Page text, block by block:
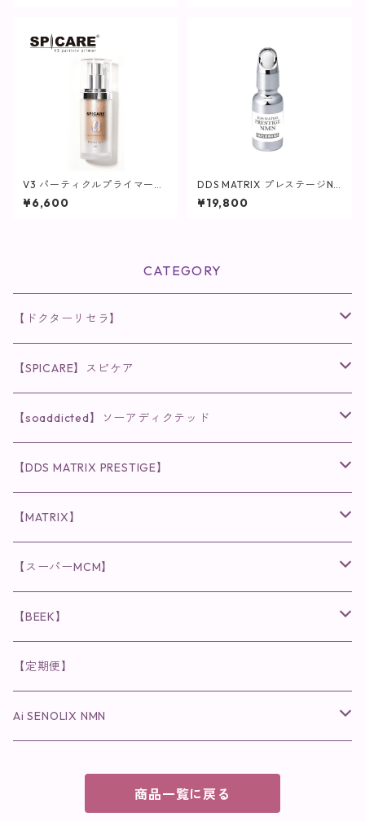
V3 パーティクルプライマー
(ミディアムライト) / 30ml
【SPICARE】
¥6,600
DDS MATRIX プレステージN
MN / 20mL【美容液】
¥19,800
CATEGORY
【ドクターリセラ】
◉AQUA VENUS
クレンジング・洗顔
化粧水
保湿ジェル・クリーム
ラディール
◉VI PLANTE
リキッド
ディフェンサー
メイク小物
◉ナチュリスティーアクレス
クレンジング
洗顔
◉インナーケア
食品
粒タイプ
◉cocochia
ヘナカラー
ヘアファンデーション
◉美顔器
◉スペシャルケア
◉肌悩み
エイジングトラブル
【SPICARE】スピケア
◉V3シリーズ
ファンデーション・ベース
クレンジング・洗顔
リップ
◉V3 VSPIC C Line
クレンジング・洗顔
化粧水
◉スピケアシリーズ
◉V.O.Sシリーズ
クレンジング・洗顔
化粧水
◉メンズシリーズ
クレンジング・洗顔
化粧水
◉MESシリーズ
【soaddicted】ソーアディクテッド
ラッシュアディクト
まつ毛用美容液
眉毛用美容液
リップアディクト
唇用美容液
ヘアアディクト
【DDS MATRIX PRESTIGE】
スキンケアシリーズ
美容液
【MATRIX】
スキンケアシリーズ
美容液
洗顔
【スーパーMCM】
インナーケア
【BEEK】
インナーケア
【定期便】
Ai SENOLIX NMN
商品一覧に戻る